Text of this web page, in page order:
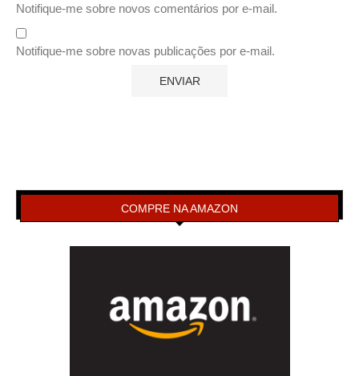
Notifique-me sobre novos comentários por e-mail.
Notifique-me sobre novas publicações por e-mail.
COMPRE NA AMAZON